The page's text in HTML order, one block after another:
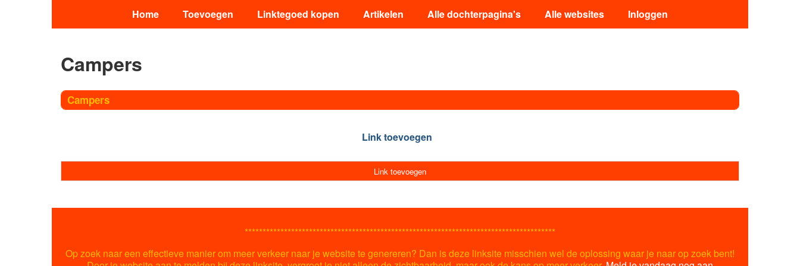
Home Toevoegen Linktegoed kopen Artikelen Alle dochterpagina's Alle websites Inloggen
Campers
Campers
Link toevoegen
Link toevoegen
***************************************************************************************
Op zoek naar een effectieve manier om meer verkeer naar je website te genereren? Dan is deze linksite misschien wel de oplossing waar je naar op zoek bent!